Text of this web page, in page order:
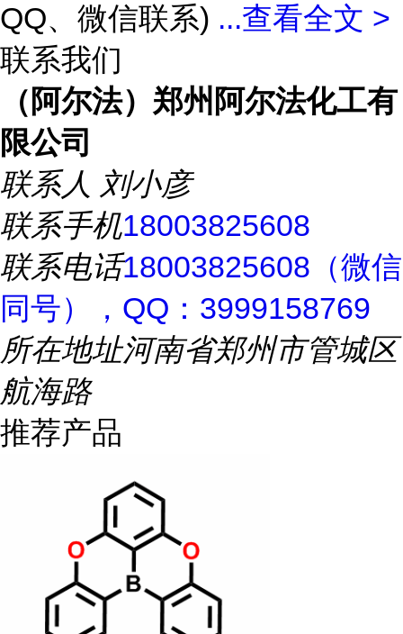
QQ、微信联系) ...查看全文 >
联系我们
（阿尔法）郑州阿尔法化工有
限公司
联系人 刘小彦
联系手机18003825608
联系电话18003825608（微信
同号），QQ：3999158769
所在地址河南省郑州市管城区
航海路
推荐产品